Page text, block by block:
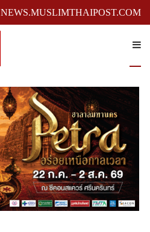
NEWS.MUSLIMTHAIPOST.COM